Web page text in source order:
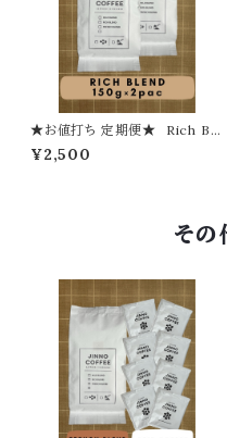
★お値打ち 定期便★ Rich Ble
nd（リッチブレンド）【粉】
¥2,500
その